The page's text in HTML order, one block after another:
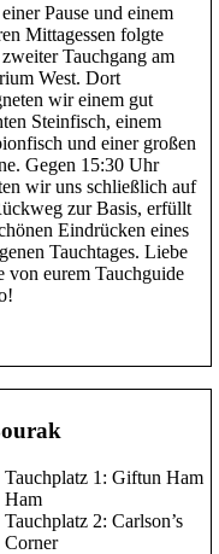
Pause und einem
Mittagessen folgte
Tauchgang am
West. Dort
wir einem gut
Steinfisch, einem
und einer großen
Gegen 15:30 Uhr
wir uns schließlich auf
zur Basis, erfüllt
Eindrücken eines
Tauchtages. Liebe
von eurem Tauchguide
Tauchplatz 1: Giftun Ham
Ham
Tauchplatz 2: Carlson’s
Corner